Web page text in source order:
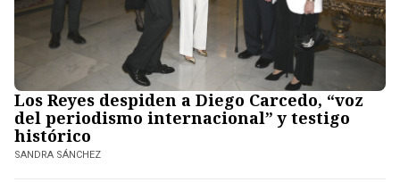
Los Reyes despiden a Diego Carcedo, “voz
del periodismo internacional” y testigo
histórico
SANDRA SÁNCHEZ